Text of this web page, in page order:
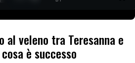
al veleno tra Teresanna e
è successo